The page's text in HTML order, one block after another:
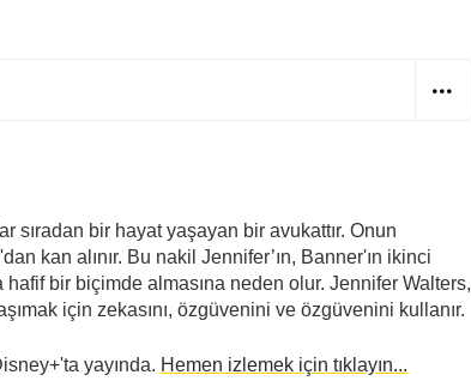
sıradan bir hayat yaşayan bir avukattır. Onun
kan alınır. Bu nakil Jennifer’ın, Banner'ın ikinci
bir biçimde almasına neden olur. Jennifer Walters,
için zekasını, özgüvenini ve özgüvenini kullanır.
yayında. Hemen izlemek için tıklayın...